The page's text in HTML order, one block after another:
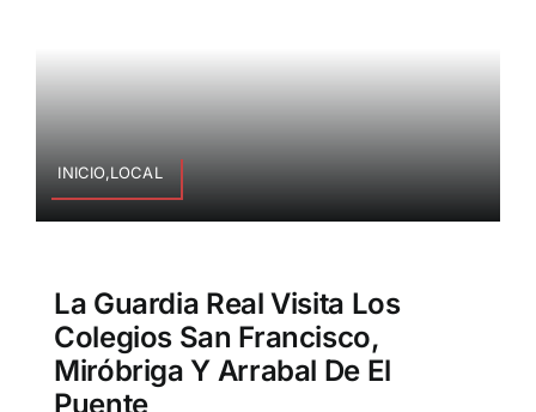
INICIO,LOCAL
La Guardia Real Visita Los
Colegios San Francisco,
Miróbriga Y Arrabal De El
Puente